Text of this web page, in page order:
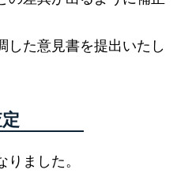
した意見書を提出いたし
ました。